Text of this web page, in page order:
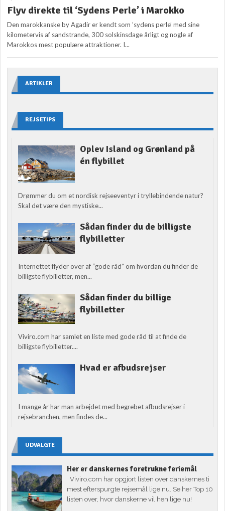
Flyv direkte til ‘Sydens Perle’ i Marokko
Den marokkanske by Agadir er kendt som ’sydens perle’ med sine
kilometervis af sandstrande, 300 solskinsdage årligt og nogle af
Marokkos mest populære attraktioner. I...
ARTIKLER
REJSETIPS
Oplev Island og Grønland på
én flybillet
Drømmer du om et nordisk rejseeventyr i tryllebindende natur?
Skal det være den mystiske...
Sådan finder du de billigste
flybilletter
Internettet flyder over af “gode råd” om hvordan du finder de
billigste flybilletter, men...
Sådan finder du billige
flybilletter
Viviro.com har samlet en liste med gode råd til at finde de
billigste flybilletter....
Hvad er afbudsrejser
I mange år har man arbejdet med begrebet afbudsrejser i
rejsebranchen, men findes de...
UDVALGTE
Her er danskernes foretrukne feriemål
Viviro.com har opgjort listen over danskernes ti
mest efterspurgte rejsemål lige nu. Se her Top 10
listen over, hvor danskerne vil hen lige nu!